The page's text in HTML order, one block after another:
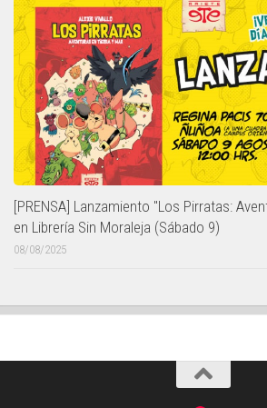
[PRENSA] Lanzamiento "Los Pirratas:
en Librería Sin Moraleja (Sábado 9)
08/08/2025